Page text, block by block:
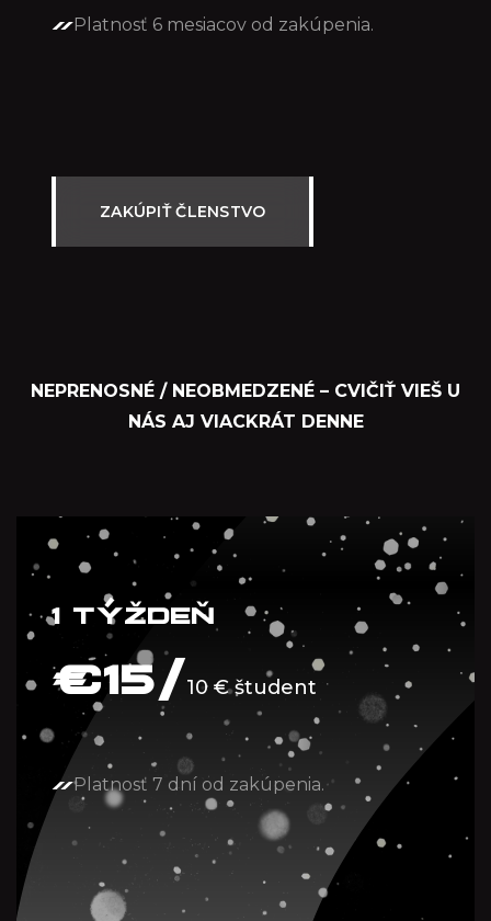
Platnosť 6 mesiacov od zakúpenia.
ZAKÚPIŤ ČLENSTVO
NEPRENOSNÉ / NEOBMEDZENÉ – CVIČIŤ VIEŠ U
NÁS AJ VIACKRÁT DENNE
1 TÝŽDEŇ
€15/10 € študent
Platnosť 7 dní od zakúpenia.